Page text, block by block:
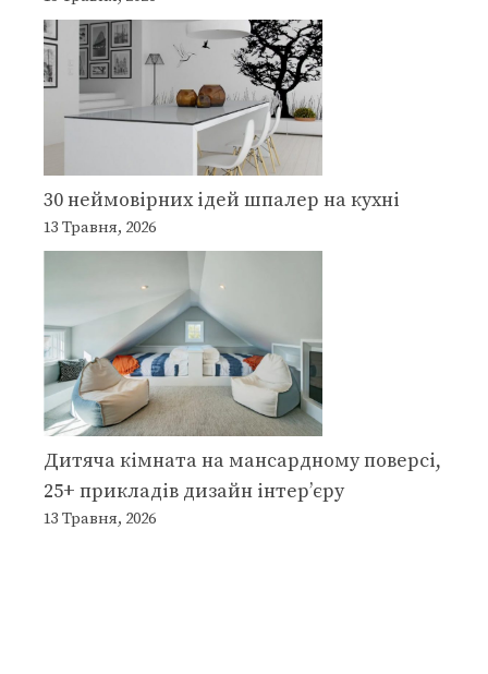
30 неймовірних ідей шпалер на кухні
13 Травня, 2026
Дитяча кімната на мансардному поверсі,
25+ прикладів дизайн інтер’єру
13 Травня, 2026